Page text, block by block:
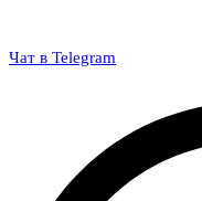
Чат в Telegram